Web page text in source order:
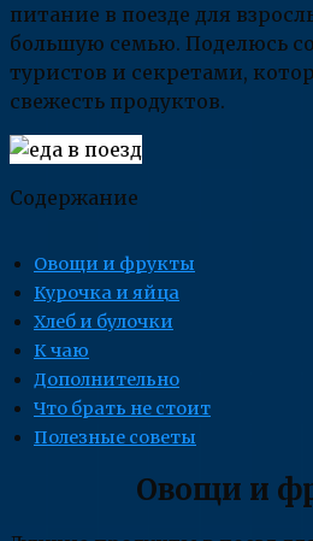
питание в поезде для
большую семью. Поделюсь
туристов и секретами,
свежесть продуктов.
Содержание
Овощи и фрукты
Курочка и яйца
Хлеб и булочки
К чаю
Дополнительно
Что брать не стоит
Полезные советы
Овощи и